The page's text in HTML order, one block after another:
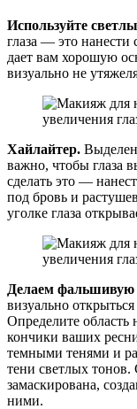
Используйте
глаза — это нанести
дает вам хорошую
визуально не
Хайлайтер.
важно, чтобы глаза
сделать это —
под бровь и
уголке глаза
Делаем фальшивую
визуально
Определите область
кончики ваших
темными тенями и
тени светлых
замаскирована,
ними.